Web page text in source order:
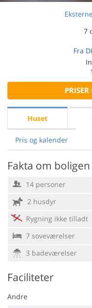
7
Fra
Huset
Pris og kalender
Fakta om boligen
14 personer
2 husdyr
Rygning ikke tilladt
7 soveværelser
3 badeværelser
Faciliteter
Andre